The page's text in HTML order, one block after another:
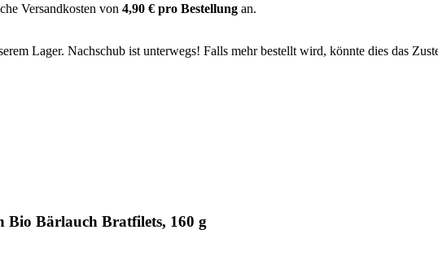
Versandkosten von 4,90 € pro Bestellung an.
Lager. Nachschub ist unterwegs! Falls mehr bestellt wird, könnte dies das
Bio Bärlauch Bratfilets, 160 g